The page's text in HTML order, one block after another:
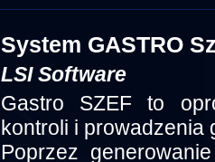
System GASTRO
LSI Software
Gastro SZEF to
kontroli i prowadzenia
Poprzez